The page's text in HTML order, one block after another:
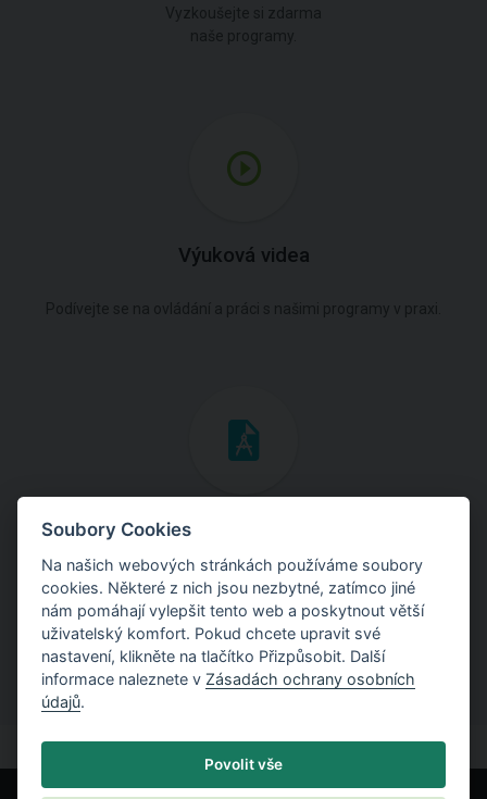
Výuková videa
Inženýrské manuály
Stáhněte si manuály s teoretickými i praktickými ukázkami
použití programů.
Soubory Cookies
Na našich webových stránkách používáme soubory
cookies. Některé z nich jsou nezbytné, zatímco jiné
nám pomáhají vylepšit tento web a poskytnout větší
uživatelský komfort. Pokud chcete upravit své
nastavení, klikněte na tlačítko Přizpůsobit. Další
informace naleznete v Zásadách ochrany osobních
údajů.
Povolit vše